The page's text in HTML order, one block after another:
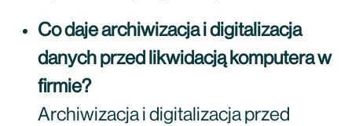
Co daje archiwizacja i digitalizacja
danych przed likwidacją komputera w
firmie?
Archiwizacja i digitalizacja przed